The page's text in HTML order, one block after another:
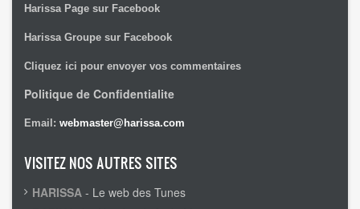
Harissa Page sur Facebook
Harissa Groupe sur Facebook
Cliquez ici pour envoyer vos commentaires
Politique de Confidentialite
Email: webmaster@harissa.com
VISITEZ NOS AUTRES SITES
HARISSA - Le web des Tunes